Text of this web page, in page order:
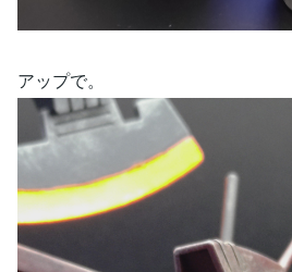
アップで。